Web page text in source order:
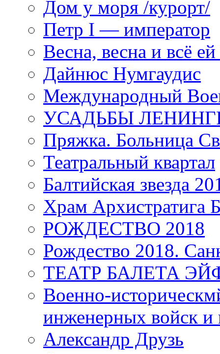
Дом у моря /курорт/
Петр I — император
Весна, весна и всё
Дайнюс Нумгаудис
Международный
УСАДЬБЫ
Пряжка. Больница
Театральный квартал
Балтийская звезда
Храм
РОЖДЕСТВО 2018
Рождество 2018.
ТЕАТР БАЛЕТА
Военно-
инженерных войск и
Александр Друзь